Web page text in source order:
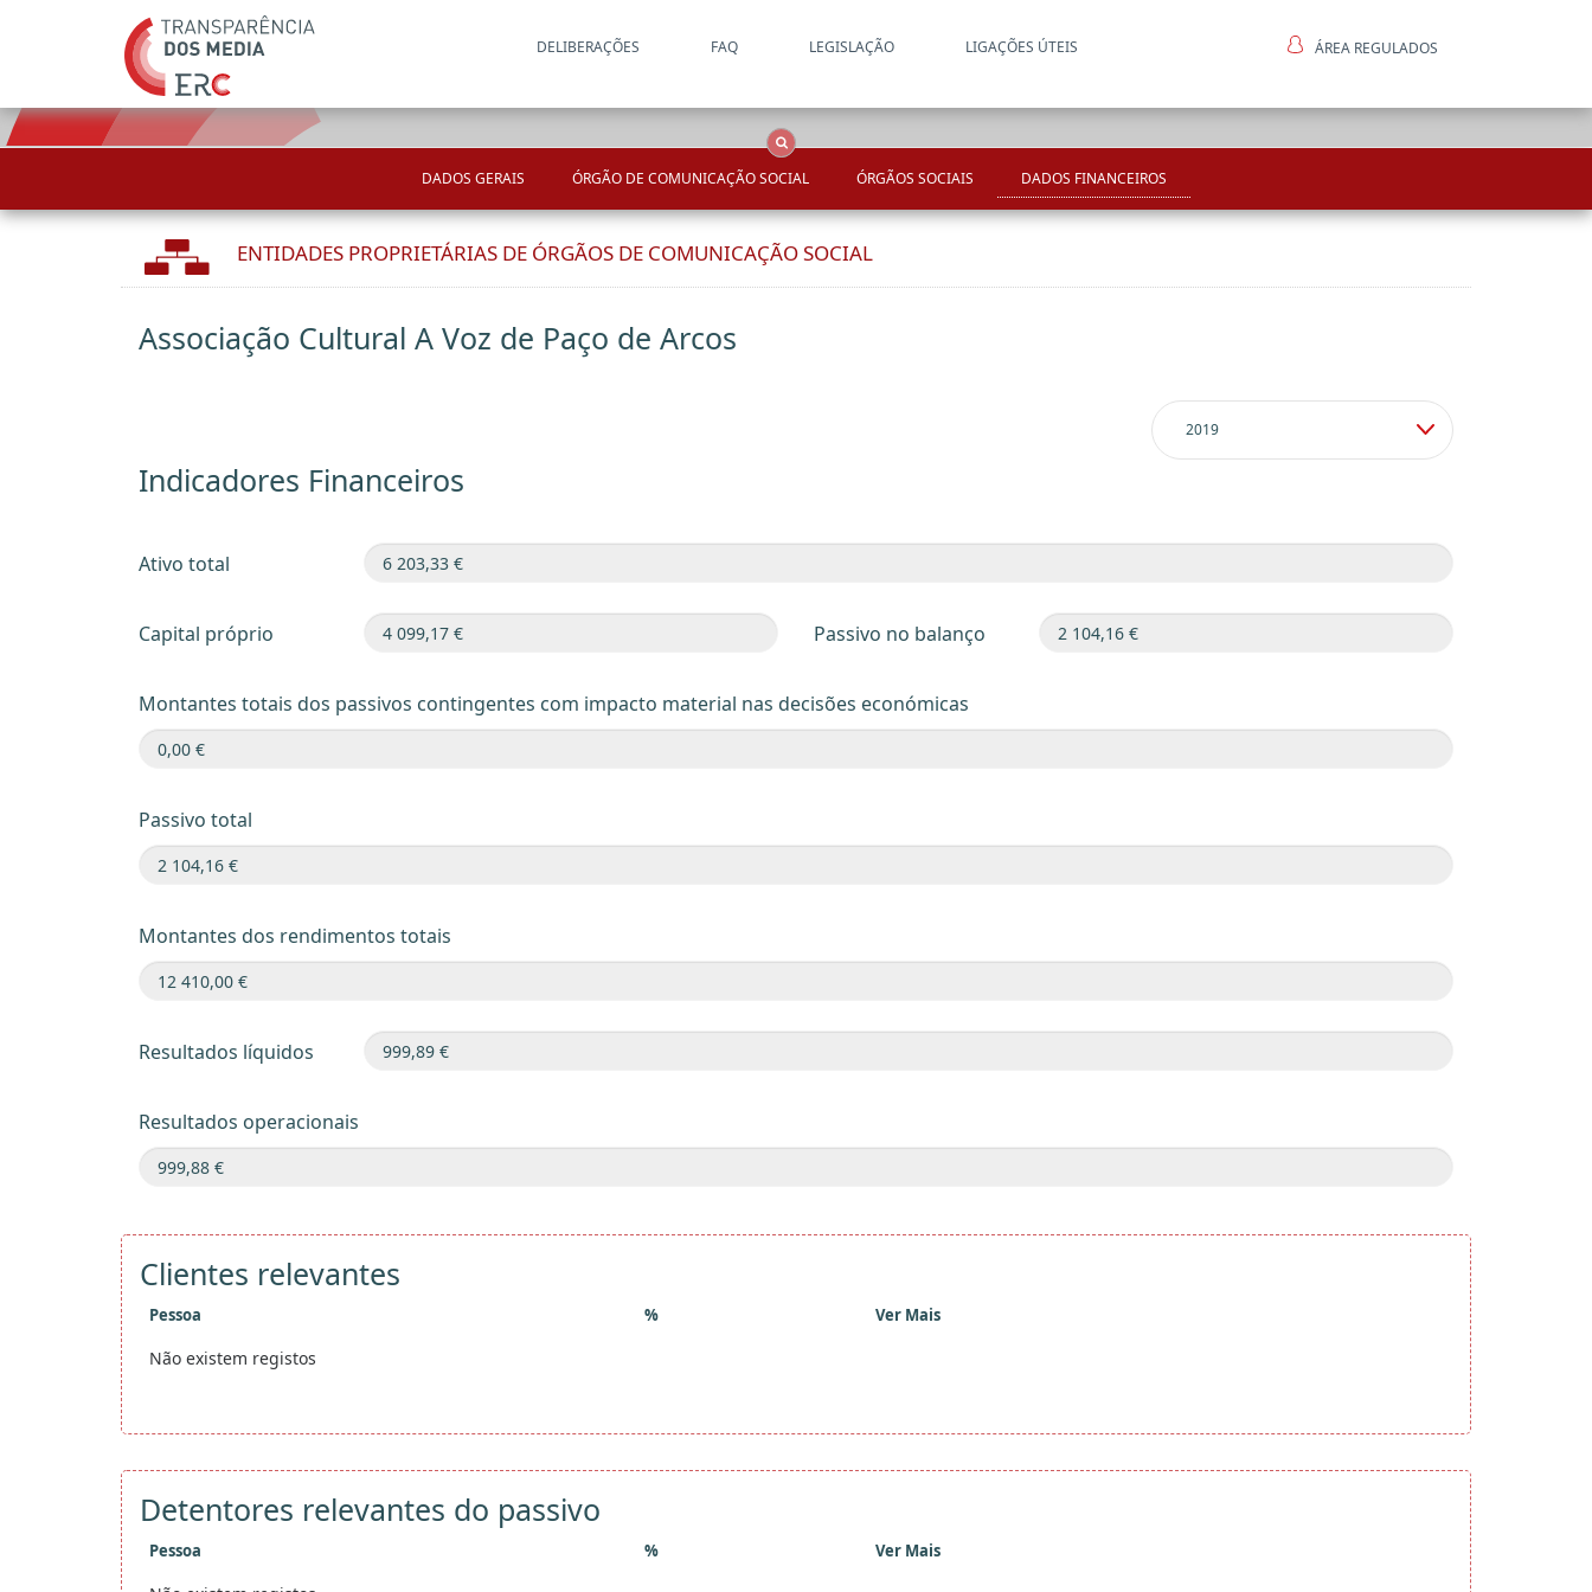
DELIBERAÇÕES FAQ LEGISLAÇÃO LIGAÇÕES ÚTEIS ÁREA REGULADOS
DADOS GERAIS ÓRGÃO DE COMUNICAÇÃO SOCIAL ÓRGÃOS SOCIAIS DADOS FINANCEIROS
ENTIDADES PROPRIETÁRIAS DE ÓRGÃOS DE COMUNICAÇÃO SOCIAL
Associação Cultural A Voz de Paço de Arcos
Indicadores Financeiros
Ativo total
Capital próprio Passivo no balanço
Montantes totais dos passivos contingentes com impacto material nas decisões económicas
Passivo total
Montantes dos rendimentos totais
Resultados líquidos
Resultados operacionais
Clientes relevantes
Pessoa % Ver Mais
Não existem registos
Detentores relevantes do passivo
Pessoa % Ver Mais